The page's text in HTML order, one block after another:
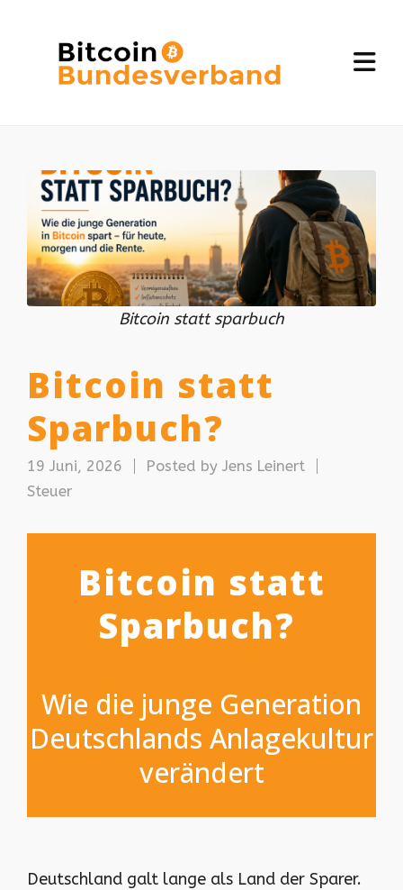
Bitcoin statt sparbuch
Bitcoin statt
Sparbuch?
19 Juni, 2026 Posted by Jens Leinert
Steuer
Bitcoin statt
Sparbuch?
Wie die junge Generation
Deutschlands Anlagekultur
verändert
Deutschland galt lange als Land der Sparer.